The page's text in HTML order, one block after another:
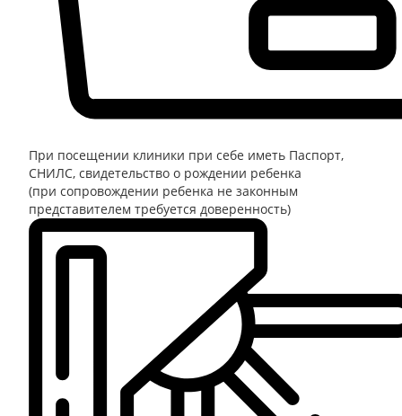
При посещении клиники при себе иметь Паспорт,
СНИЛС, свидетельство о рождении ребенка
(при сопровождении ребенка не законным
представителем требуется доверенность)